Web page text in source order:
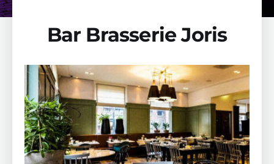
Bar Brasserie Joris